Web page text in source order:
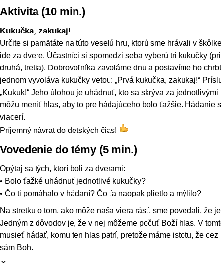
Aktivita (10 min.)
Kukučka, zakukaj!
Určite si pamätáte na túto veselú hru, ktorú sme hrávali v
ide za dvere. Účastníci si spomedzi seba vyberú tri kukučky
druhá, tretia). Dobrovoľníka zavoláme dnu a postavíme ho
jednom vyvoláva kukučky vetou: „Prvá kukučka, zakukaj!“
„Kukuk!“ Jeho úlohou je uhádnuť, kto sa skrýva za
môžu meniť hlas, aby to pre hádajúceho bolo ťažšie. Hádanie
viacerí.
Príjemný návrat do detských čias!
Vovedenie do témy (5 min.)
Opýtaj sa tých, ktorí boli za dverami:
• Bolo ťažké uhádnuť jednotlivé kukučky?
• Čo ti pomáhalo v hádaní? Čo ťa naopak plietlo a mýlilo?
Na stretku o tom, ako môže naša viera rásť, sme povedali, že
Jedným z dôvodov je, že v nej môžeme počuť Boží hlas. V
musieť hádať, komu ten hlas patrí, pretože máme istotu, že
sám Boh.